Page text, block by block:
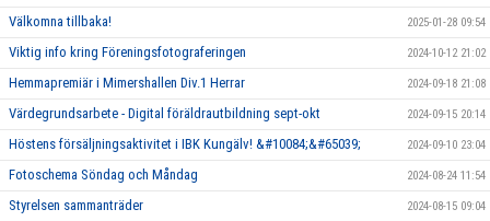
Välkomna tillbaka! 2025-01-28 09:54
Viktig info kring Föreningsfotograferingen 2024-10-12 21:02
Hemmapremiär i Mimershallen Div.1 Herrar 2024-09-18 21:08
Värdegrundsarbete - Digital föräldrautbildning sept-okt 2024-09-15 20:14
Höstens försäljningsaktivitet i IBK Kungälv! &#10084;&#65039; 2024-09-10 23:04
Fotoschema Söndag och Måndag 2024-08-24 11:54
Styrelsen sammanträder 2024-08-15 09:04